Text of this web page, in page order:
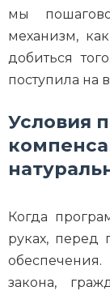
мы
механизм,
добиться
поступила на
Условия
Когда
руках, перед
закона,